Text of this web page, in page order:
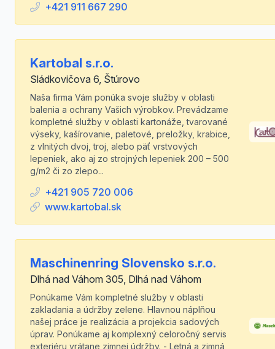
+421 911 667 290
Kartobal s.r.o.
Sládkovičova 6, Štúrovo
Naša firma Vám ponúka svoje služby v oblasti
balenia a ochrany Vašich výrobkov. Prevádzame
kompletné služby v oblasti kartonáže, tvarované
výseky, kašírovanie, paletové, preložky, krabice,
z vlnitých dvoj, troj, alebo päť vrstvových
lepeniek, ako aj zo strojných lepeniek 200 – 500
g/m2 či zo zlepo...
+421 905 720 006
www.kartobal.sk
Maschinenring Slovensko s.r.o.
Dlhá nad Váhom 305, Dlhá nad Váhom
Ponúkame Vám kompletné služby v oblasti
zakladania a údržby zelene. Hlavnou náplňou
našej práce je realizácia a projekcia sadových
úprav. Ponúkame aj komplexný celoročný servis
exteriéru vrátane zimnej údržby. - Letná a zimná